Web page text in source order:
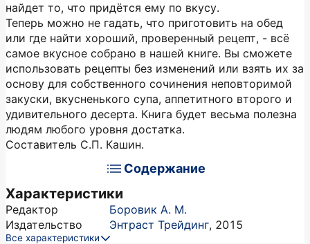
найдет то, что придётся ему по вкусу.
Теперь можно не гадать, что приготовить на обед
или где найти хороший, проверенный рецепт, - всё
самое вкусное собрано в нашей книге. Вы сможете
использовать рецепты без изменений или взять их за
основу для собственного сочинения неповторимой
закуски, вкусненького супа, аппетитного второго и
удивительного десерта. Книга будет весьма полезна
людям любого уровня достатка.
Составитель С.П. Кашин.
Содержание
Характеристики
Редактор
Боровик А. М.
Издательство
Энтраст Трейдинг, 2015
Все характеристики